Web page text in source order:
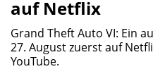
auf Netflix
Grand Theft Auto VI: Ein
27. August zuerst auf
YouTube.